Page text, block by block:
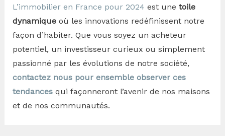
L’immobilier en France pour 2024 est une toile
dynamiqueoù les innovations redéfinissent notre
façon d’habiter. Que vous soyez un acheteur
potentiel, un investisseur curieux ou simplement
passionné par les évolutions de notre société,
contactez nous pour ensemble observer ces
tendances qui façonneront l’avenir de nos maisons
et de nos communautés.